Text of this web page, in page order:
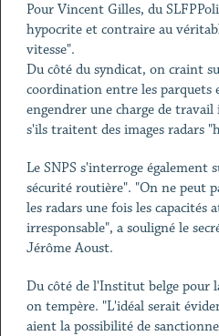
Pour Vincent Gilles, du
hypocrite et contraire au
vitesse".
Du côté du syndicat, on craint
coordination entre les parquets
engendrer une charge de
s'ils traitent des images radars
Le SNPS s'interroge également
sécurité routière". "On ne peut
les radars une fois les capacités
irresponsable", a souligné le
Jérôme Aoust.
Du côté de l'Institut belge pour
on tempère. "L'idéal serait
aient la possibilité de